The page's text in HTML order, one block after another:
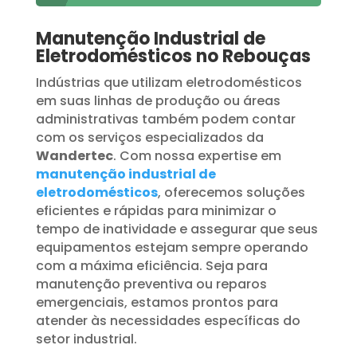
Manutenção Industrial de
Eletrodomésticos no Rebouças
Indústrias que utilizam eletrodomésticos
em suas linhas de produção ou áreas
administrativas também podem contar
com os serviços especializados da
Wandertec. Com nossa expertise em
manutenção industrial de
eletrodomésticos, oferecemos soluções
eficientes e rápidas para minimizar o
tempo de inatividade e assegurar que seus
equipamentos estejam sempre operando
com a máxima eficiência. Seja para
manutenção preventiva ou reparos
emergenciais, estamos prontos para
atender às necessidades específicas do
setor industrial.